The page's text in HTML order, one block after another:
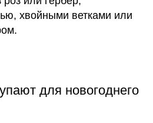
хвойными ветками или
для новогоднего